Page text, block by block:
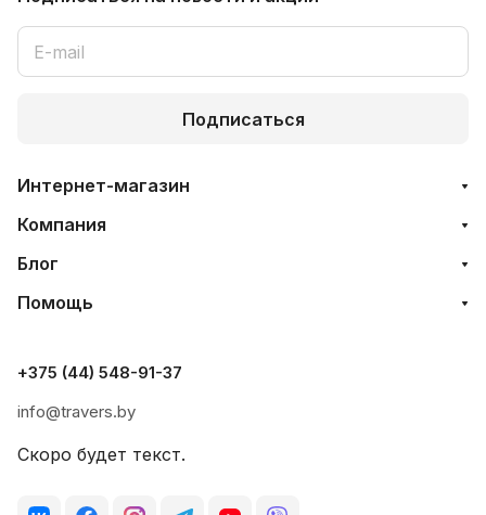
Подписаться
Интернет-магазин
Компания
Блог
Помощь
+375 (44) 548-91-37
info@travers.by
Скоро будет текст.